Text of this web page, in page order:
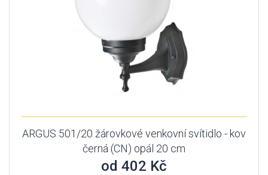
ARGUS 501/20 žárovkové venkovní svítidlo - kov
černá (CN) opál 20 cm
od 402 Kč